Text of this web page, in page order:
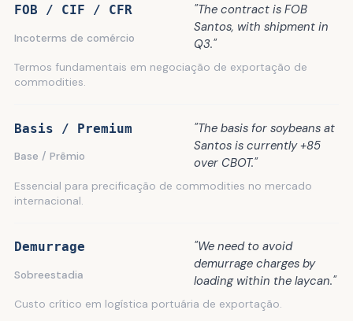
FOB / CIF / CFR
Incoterms de comércio
"The contract is FOB
Santos, with shipment in
Q3."
Termos fundamentais em negociação de exportação de
commodities.
Basis / Premium
Base / Prêmio
"The basis for soybeans at
Santos is currently +85
over CBOT."
Essencial para precificação de commodities no mercado
internacional.
Demurrage
Sobreestadia
"We need to avoid
demurrage charges by
loading within the laycan."
Custo crítico em logística portuária de exportação.